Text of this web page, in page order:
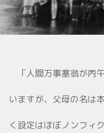
「人間万事塞翁が丙
いますが、父母の名は
く設定はほぼノンフィ